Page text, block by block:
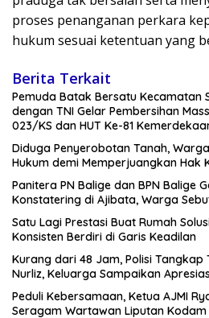
proses penanganan perkara
hukum sesuai ketentuan yang
Berita Terkait
Pemuda Batak Bersatu Kecamatan
dengan TNI Gelar Pembersihan
023/KS dan HUT Ke-81
Diduga Penyerobotan Tanah,
Hukum demi Memperjuangkan Hak
Panitera PN Balige dan BPN Balige
Konstatering di Ajibata, Warga
Satu Lagi Prestasi Buat Rumah
Konsisten Berdiri di Garis Keadilan
Kurang dari 48 Jam, Polisi Tangkap
Nurliz, Keluarga Sampaikan
Peduli Kebersamaan, Ketua AJMI
Seragam Wartawan Liputan